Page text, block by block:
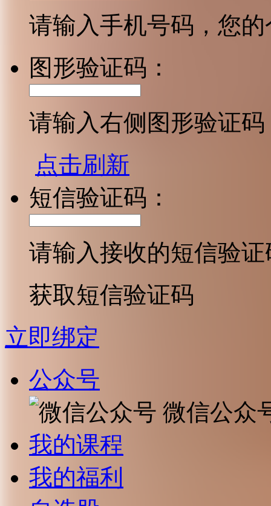
请输入手机号码，您
图形验证码：
请输入右侧图形验证码
点击刷新
短信验证码：
请输入接收的短信验证
获取短信验证码
立即绑定
公众号
微信公众
我的课程
我的福利